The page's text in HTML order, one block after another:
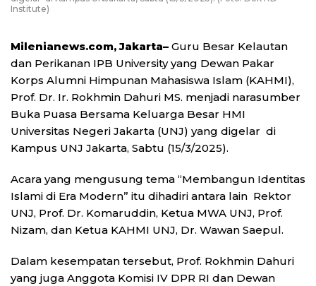
Institute)
Milenianews.com, Jakarta– Guru Besar Kelautan
dan Perikanan IPB University yang Dewan Pakar
Korps Alumni Himpunan Mahasiswa Islam (KAHMI),
Prof. Dr. Ir. Rokhmin Dahuri MS. menjadi narasumber
Buka Puasa Bersama Keluarga Besar HMI
Universitas Negeri Jakarta (UNJ) yang digelar di
Kampus UNJ Jakarta, Sabtu (15/3/2025).
Acara yang mengusung tema “Membangun Identitas
Islami di Era Modern” itu dihadiri antara lain Rektor
UNJ, Prof. Dr. Komaruddin, Ketua MWA UNJ, Prof.
Nizam, dan Ketua KAHMI UNJ, Dr. Wawan Saepul.
Dalam kesempatan tersebut, Prof. Rokhmin Dahuri
yang juga Anggota Komisi IV DPR RI dan Dewan